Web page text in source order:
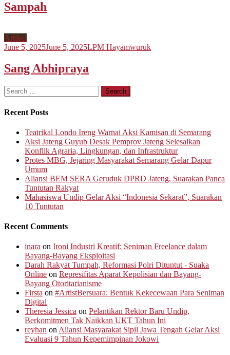
Sampah
Artikel
June 5, 2025June 5, 2025LPM Hayamwuruk
Sang Abhipraya
Search
for:
Recent Posts
Teatrikal Londo Ireng Warnai Aksi Kamisan di Semarang
Aksi Jateng Guyub Desak Pemprov Jateng Selesaikan
Konflik Agraria, Lingkungan, dan Infrastruktur
Protes MBG, Jejaring Masyarakat Semarang Gelar Dapur
Umum
Aliansi BEM SERA Geruduk DPRD Jateng, Suarakan Panca
Tuntutan Rakyat
Mahasiswa Undip Gelar Aksi “Indonesia Sekarat”, Suarakan
10 Tuntutan
Recent Comments
inara on Ironi Industri Kreatif: Seniman Freelance dalam
Bayang-Bayang Eksploitasi
Darah Rakyat Tumpah, Reformasi Polri Dituntut - Suaka
Online on Represifitas Aparat Kepolisian dan Bayang-
Bayang Otoritarianisme
Firsta on #ArtistBersuara: Bentuk Kekecewaan Para Seniman
Digital
Theresia Jessica on Pelantikan Rektor Baru Undip,
Berkomitmen Tak Naikkan UKT Tahun Ini
reyhan onAliansi Masyarakat Sipil Jawa Tengah Gelar Aksi
Evaluasi 9 Tahun Kepemimpinan Jokowi